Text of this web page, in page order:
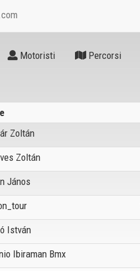
Motoristi Percorsi
Zoltán
Zoltán
János
István
Ibiraman Bmx